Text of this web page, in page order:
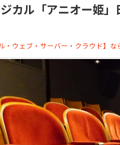
カル「アニオー姫
・ウェブ・サーバー・クラウド】